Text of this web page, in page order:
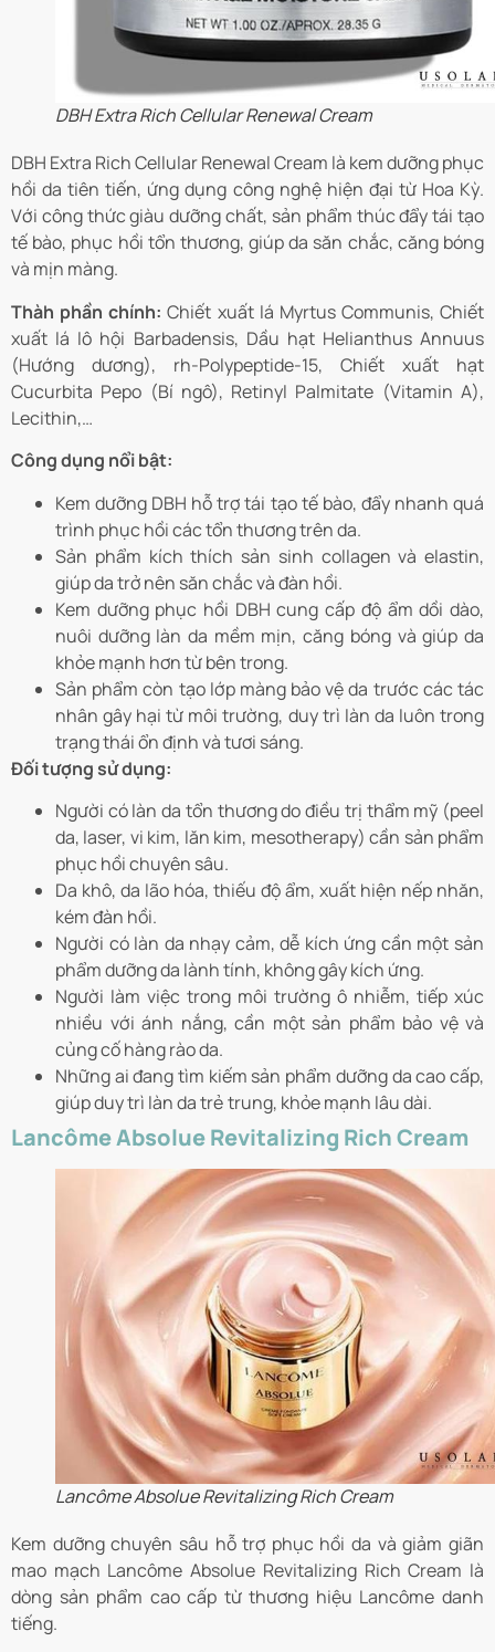
DBH Extra Rich Cellular Renewal Cream
DBH Extra Rich Cellular Renewal Cream là kem dưỡng phục
hồi da tiên tiến, ứng dụng công nghệ hiện đại từ Hoa Kỳ.
Với công thức giàu dưỡng chất, sản phẩm thúc đẩy tái tạo
tế bào, phục hồi tổn thương, giúp da săn chắc, căng bóng
và mịn màng.
Thàh phần chính:Chiết xuất lá Myrtus Communis, Chiết
xuất lá lô hội Barbadensis, Dầu hạt Helianthus Annuus
(Hướng dương), rh-Polypeptide-15, Chiết xuất hạt
Cucurbita Pepo (Bí ngô), Retinyl Palmitate (Vitamin A),
Lecithin,…
Công dụng nổi bật:
Kem dưỡng DBH hỗ trợ tái tạo tế bào, đẩy nhanh quá
trình phục hồi các tổn thương trên da.
Sản phẩm kích thích sản sinh collagen và elastin,
giúp da trở nên săn chắc và đàn hồi.
Kem dưỡng phục hồi DBH cung cấp độ ẩm dồi dào,
nuôi dưỡng làn da mềm mịn, căng bóng và giúp da
khỏe mạnh hơn từ bên trong.
Sản phẩm còn tạo lớp màng bảo vệ da trước các tác
nhân gây hại từ môi trường, duy trì làn da luôn trong
trạng thái ổn định và tươi sáng.
Đối tượng sử dụng:
Người có làn da tổn thương do điều trị thẩm mỹ (peel
da, laser, vi kim, lăn kim, mesotherapy) cần sản phẩm
phục hồi chuyên sâu.
Da khô, da lão hóa, thiếu độ ẩm, xuất hiện nếp nhăn,
kém đàn hồi.
Người có làn da nhạy cảm, dễ kích ứng cần một sản
phẩm dưỡng da lành tính, không gây kích ứng.
Người làm việc trong môi trường ô nhiễm, tiếp xúc
nhiều với ánh nắng, cần một sản phẩm bảo vệ và
củng cố hàng rào da.
Những ai đang tìm kiếm sản phẩm dưỡng da cao cấp,
giúp duy trì làn da trẻ trung, khỏe mạnh lâu dài.
Lancôme Absolue Revitalizing Rich Cream
Lancôme Absolue Revitalizing Rich Cream
Kem dưỡng chuyên sâu hỗ trợ phục hồi da và giảm giãn
mao mạch Lancôme Absolue Revitalizing Rich Cream là
dòng sản phẩm cao cấp từ thương hiệu Lancôme danh
tiếng.